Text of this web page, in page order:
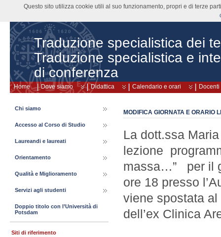
Traduzione specialistica dei
Traduzione specialistica e
di conferenza
Home Dove siamo Didattica Calendario e orari Docenti
MODIFICA GIORNATA E ORARIO
La dott.ssa
lezione
massa…” per il
ore 18 presso
viene spostata
dell’ex Clinica
Chi siamo
Accesso al Corso di Studio
Laureandi e laureati
Orientamento
Qualità e Miglioramento
Servizi agli studenti
Doppio titolo con l’Università di
Potsdam
Siti di riferimento
Questo sito utilizza cookie utili al suo funzionamento, propri e di terze